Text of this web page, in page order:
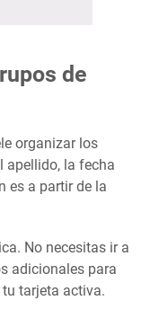
de
organizar los
apellido, la fecha
es a partir de la
No necesitas ir a
adicionales para
tarjeta activa.